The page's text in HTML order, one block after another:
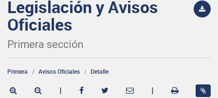
Legislación y Avisos
Oficiales
Primera sección
Primera Avisos Oficiales Detalle
| |